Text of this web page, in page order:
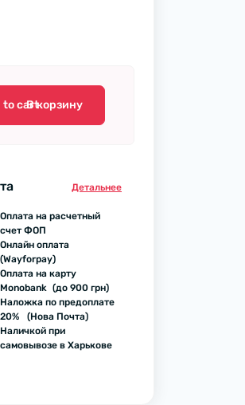
В корзину
Детальнее
Оплата на расчетный
счет ФОП
Онлайн оплата
(Wayforpay)
Оплата на карту
Monobank (до 900 грн)
Наложка по предоплате
20% (Нова Почта)
Наличкой при
самовывозе в Харькове